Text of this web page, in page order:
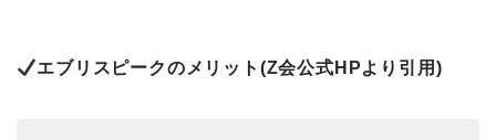
エブリスピークのメリット(Z会公式HPより引用)